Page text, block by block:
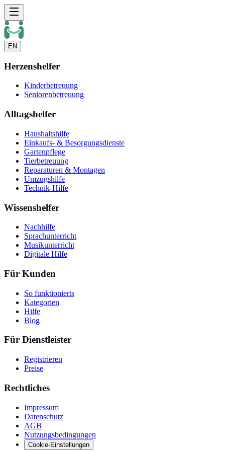
EN
Herzenshelfer
Kinderbetreuung
Seniorenbetreuung
Alltagshelfer
Haushaltshilfe
Einkaufs- & Besorgungsdienste
Gartenpflege
Tierbetreuung
Reparaturen & Montagen
Umzugshilfe
Technik-Hilfe
Wissenshelfer
Nachhilfe
Sprachunterricht
Musikunterricht
Digitale Hilfe
Für Kunden
So funktionierts
Kategorien
Hilfe
Blog
Für Dienstleister
Registrieren
Preise
Rechtliches
Impressum
Datenschutz
AGB
Nutzungsbedingungen
Cookie-Einstellungen